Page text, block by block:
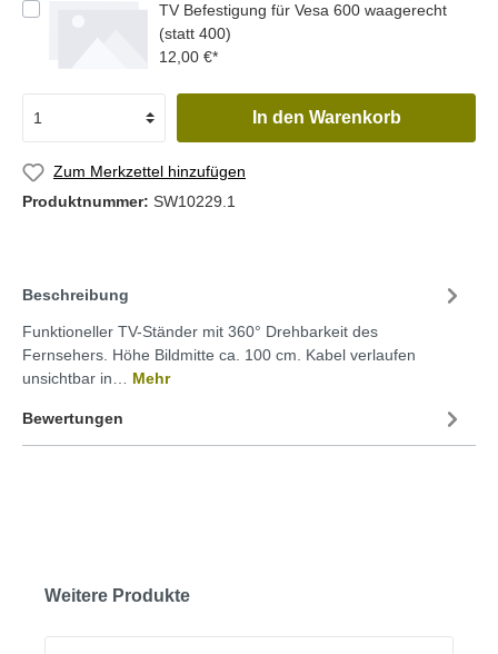
TV Befestigung für Vesa 600 waagerecht
(statt 400)
12,00 €*
In den Warenkorb
Zum Merkzettel hinzufügen
Produktnummer: SW10229.1
Beschreibung
Funktioneller TV-Ständer mit 360° Drehbarkeit des
Fernsehers. Höhe Bildmitte ca. 100 cm. Kabel verlaufen
unsichtbar in… Mehr
Bewertungen
Weitere Produkte